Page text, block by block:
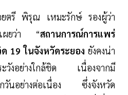
ตรี พิรุณ เหมะรักษ์ รองผู้ว่า
ผยว่า “สถานการณ์การแพร่
19 ในจังหวัดระยอง ยังคงน่า
ะวังอย่างใกล้ชิด เนื่องจากมี
วันอย่างต่อเนื่อง ซึ่งจังหวัด